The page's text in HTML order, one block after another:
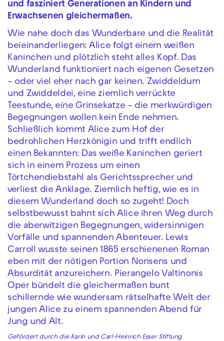
und fasziniert Generationen an Kindern und
Erwachsenen gleichermaßen.
Wie nahe doch das Wunderbare und die Realität
beieinanderliegen: Alice folgt einem weißen
Kaninchen und plötzlich steht alles Kopf. Das
Wunderland funktioniert nach eigenen Gesetzen
– oder viel eher nach gar keinen. Zwiddeldum
und Zwiddeldei, eine ziemlich verrückte
Teestunde, eine Grinsekatze – die merkwürdigen
Begegnungen wollen kein Ende nehmen.
Schließlich kommt Alice zum Hof der
bedrohlichen Herzkönigin und trifft endlich
einen Bekannten: Das weiße Kaninchen geriert
sich in einem Prozess um einen
Törtchendiebstahl als Gerichtssprecher und
verliest die Anklage. Ziemlich heftig, wie es in
diesem Wunderland doch so zugeht! Doch
selbstbewusst bahnt sich Alice ihren Weg durch
die aberwitzigen Begegnungen, widersinnigen
Vorfälle und spannenden Abenteuer. Lewis
Carroll wusste seinen 1865 erschienenen Roman
eben mit der nötigen Portion Nonsens und
Absurdität anzureichern. Pierangelo Valtinonis
Oper bündelt die gleichermaßen bunt
schillernde wie wundersam rätselhafte Welt der
jungen Alice zu einem spannenden Abend für
Jung und Alt.
Gefördert durch die Karin und Carl-Heinrich Esser Stiftung